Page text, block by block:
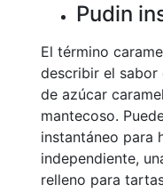
Pudin
El término
describir el sabor
de azúcar
mantecoso.
instantáneo para
independiente,
relleno para